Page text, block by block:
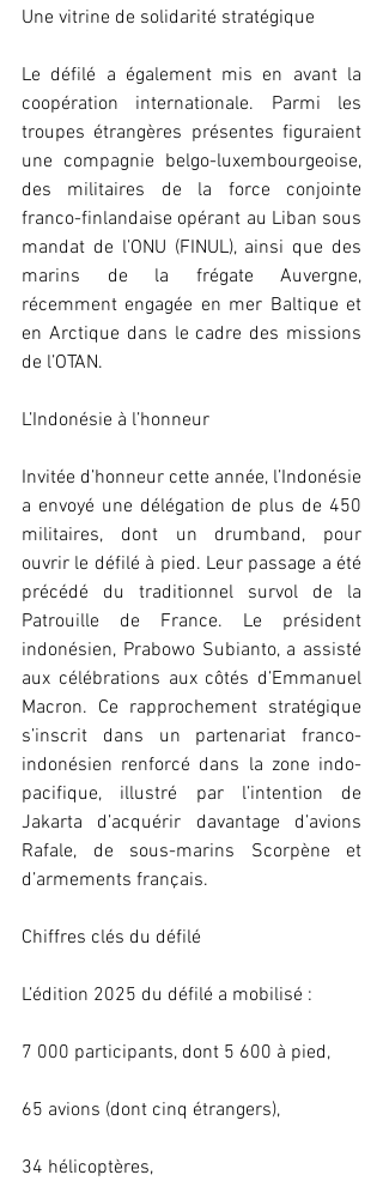
Une vitrine de solidarité stratégique
Le défilé a également mis en avant la
coopération internationale. Parmi les
troupes étrangères présentes figuraient
une compagnie belgo-luxembourgeoise,
des militaires de la force conjointe
franco-finlandaise opérant au Liban sous
mandat de l’ONU (FINUL), ainsi que des
marins de la frégate Auvergne,
récemment engagée en mer Baltique et
en Arctique dans le cadre des missions
de l’OTAN.
L’Indonésie à l’honneur
Invitée d’honneur cette année, l’Indonésie
a envoyé une délégation de plus de 450
militaires, dont un drumband, pour
ouvrir le défilé à pied. Leur passage a été
précédé du traditionnel survol de la
Patrouille de France. Le président
indonésien, Prabowo Subianto, a assisté
aux célébrations aux côtés d’Emmanuel
Macron. Ce rapprochement stratégique
s’inscrit dans un partenariat franco-
indonésien renforcé dans la zone indo-
pacifique, illustré par l’intention de
Jakarta d’acquérir davantage d’avions
Rafale, de sous-marins Scorpène et
d’armements français.
Chiffres clés du défilé
L’édition 2025 du défilé a mobilisé :
7 000 participants, dont 5 600 à pied,
65 avions (dont cinq étrangers),
34 hélicoptères,